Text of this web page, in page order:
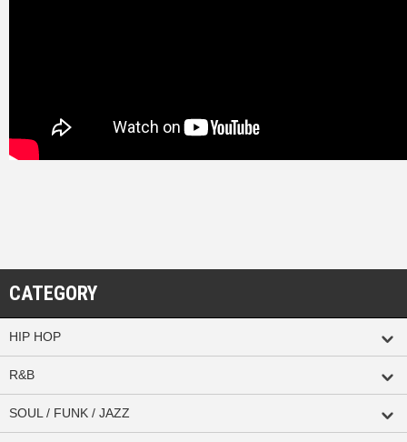
CATEGORY
HIP HOP
R&B
SOUL / FUNK / JAZZ